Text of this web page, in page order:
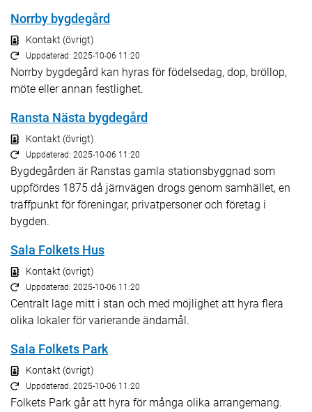
Norrby bygdegård
Kontakt (övrigt)
Uppdaterad: 2025-10-06 11:20
Norrby bygdegård kan hyras för födelsedag, dop, bröllop,
möte eller annan festlighet.
Ransta Nästa bygdegård
Kontakt (övrigt)
Uppdaterad: 2025-10-06 11:20
Bygdegården är Ranstas gamla stationsbyggnad som
uppfördes 1875 då järnvägen drogs genom samhället, en
träffpunkt för föreningar, privatpersoner och företag i
bygden.
Sala Folkets Hus
Kontakt (övrigt)
Uppdaterad: 2025-10-06 11:20
Centralt läge mitt i stan och med möjlighet att hyra flera
olika lokaler för varierande ändamål.
Sala Folkets Park
Kontakt (övrigt)
Uppdaterad: 2025-10-06 11:20
Folkets Park går att hyra för många olika arrangemang.